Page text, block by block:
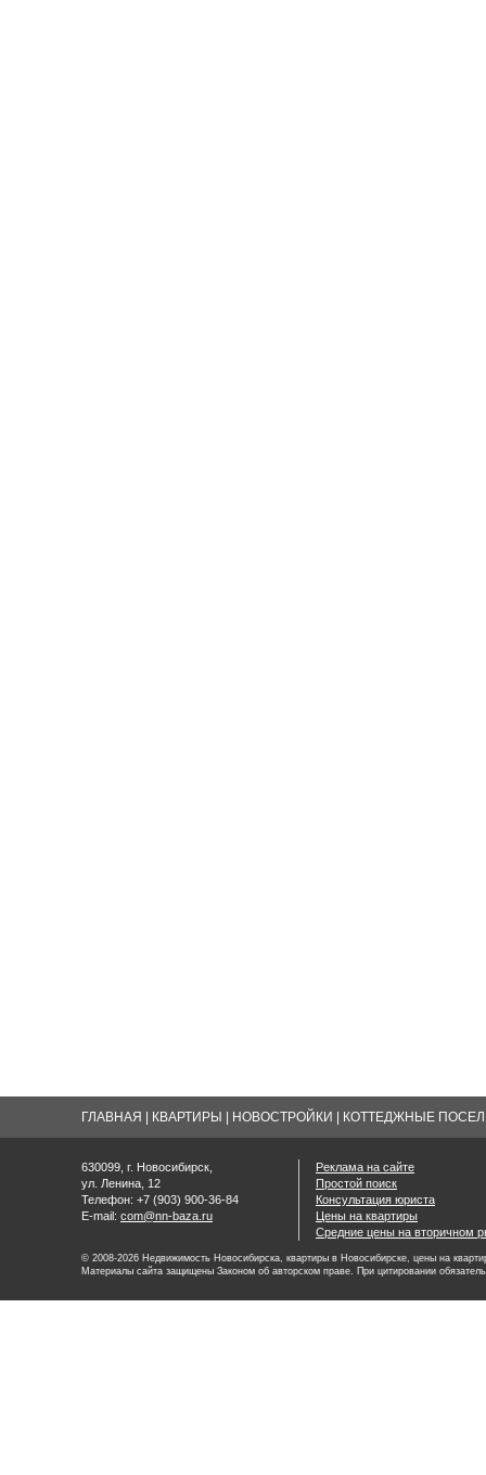
ГЛАВНАЯ КВАРТИРЫ НОВОСТРОЙКИ КОТТЕДЖНЫЕ
630099, г. Новосибирск,
ул. Ленина, 12
Телефон: +7 (903) 900-36-84
E-mail: com@nn-baza.ru
Реклама на сайте
Простой поиск
Консультация юриста
Цены на квартиры
Средние цены на вторичном
© 2008-2026 Недвижимость Новосибирска, квартиры в Новосибирске, цены на
Материалы сайта защищены Законом об авторском праве. При цитировании